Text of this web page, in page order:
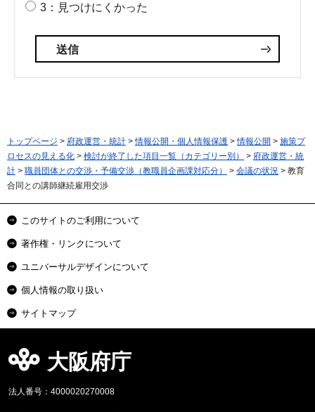
3：見つけにくかった
トップページ > 府政運営・統計 >情報公開・個人情報保護 >情報公開 > 施策プ
ロセスの見える化 > 検討が終了した項目一覧（カテゴリー別） > 府政運営・統
計 > 職員団体との交渉・予備交渉（教職員企画課対応分） > 会議の状況 > 教育
合同との講師継続雇用交渉
このサイトのご利用について
著作権・リンクについて
ユニバーサルデザインについて
個人情報の取り扱い
サイトマップ
大阪府庁
法人番号：4000020270008